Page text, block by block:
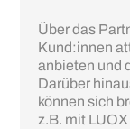
Über das
Kund:innen
anbieten und
Darüber
können sich
z.B. mit